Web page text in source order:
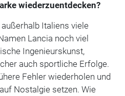
wiederzuentdecken?
Italiens viele
Lancia noch viel
Ingenieurskunst,
auch sportliche Erfolge.
Fehler wiederholen und
Nostalgie setzen. Wie